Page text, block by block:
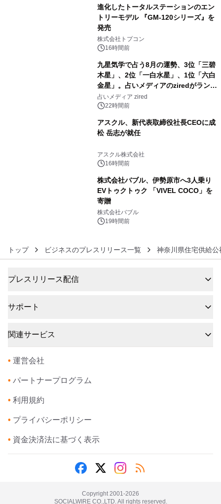
進化したトータルステーションのエン
トリーモデル 『GM-120シリーズ』を
発売
株式会社トプコン
16時間前
九星気学で占う8月の運勢、3位「三碧
木星」、2位「一白水星」、1位「六白
金星」。占いメディアのziredがランキ
ングを発表
占いメディア zired
22時間前
アスクル、新代表取締役社長CEOに成
松 岳志が就任
アスクル株式会社
16時間前
株式会社バブル、伊勢原市へ3人乗り
EVトゥクトゥク 「VIVEL COCO」を
寄贈
株式会社バブル
19時間前
トップ ビジネスのプレスリリース一覧 神奈川県住宅供給公
プレスリリース配信
サポート
関連サービス
• 運営会社
• パートナープログラム
• 利用規約
• プライバシーポリシー
• 資金決済法に基づく表示
Copyright 2001-2026
SOCIALWIRE CO.,LTD. All rights reserved.